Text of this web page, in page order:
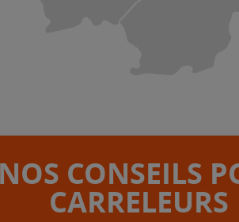
CONSEILS
CARRELEURS